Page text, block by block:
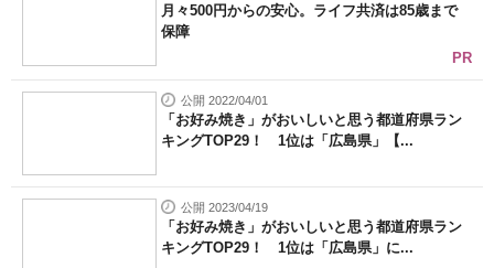
月々500円からの安心。ライフ共済は85歳まで
保障
PR
公開 2022/04/01
「お好み焼き」がおいしいと思う都道府県ラン
キングTOP29！ 1位は「広島県」【...
公開 2023/04/19
「お好み焼き」がおいしいと思う都道府県ラン
キングTOP29！ 1位は「広島県」に...